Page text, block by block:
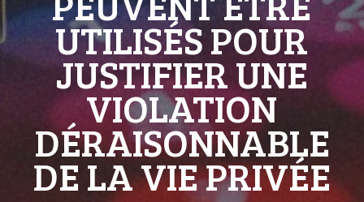
UTILISÉS POUR
JUSTIFIER UNE
VIOLATION
DÉRAISONNABLE
DE LA VIE PRIVÉE